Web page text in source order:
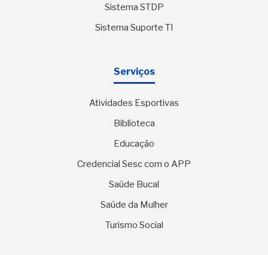
Sistema STDP
Sistema Suporte TI
Serviços
Atividades Esportivas
Biblioteca
Educação
Credencial Sesc com o APP
Saúde Bucal
Saúde da Mulher
Turismo Social